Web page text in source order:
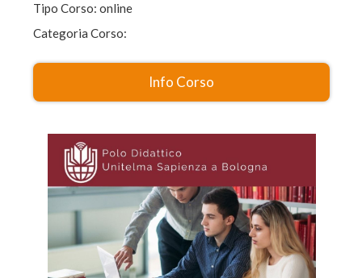
Tipo Corso: online
Categoria Corso:
Info Corso